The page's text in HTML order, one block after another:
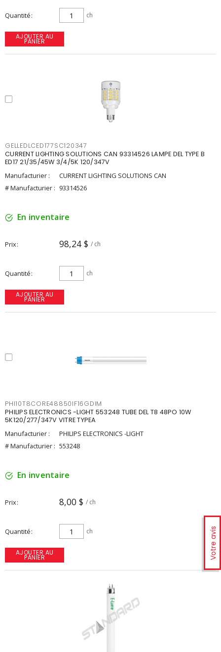
Votre avis
Quantité ch
AJOUTER AU
PANIER
GELLEDLCED177SC120347
CURRENT LIGHTING SOLUTIONS CAN 93314526 LAMPE DEL TYPE B
ED17 21/35/45W 3/4/5K 120/347V
Manufacturier :
CURRENT LIGHTING SOLUTIONS CAN
# Manufacturier : 93314526
En inventaire
Prix 98,24 $ / ch
Quantité ch
AJOUTER AU
PANIER
PHI10T8CORE48850IF16GDIM
PHILIPS ELECTRONICS -LIGHT 553248 TUBE DEL T8 48PO 10W
5K120/277/347V VITRE TYPEA
Manufacturier :
PHILIPS ELECTRONICS -LIGHT
# Manufacturier : 553248
En inventaire
Prix 8,00 $ / ch
Quantité ch
AJOUTER AU
PANIER